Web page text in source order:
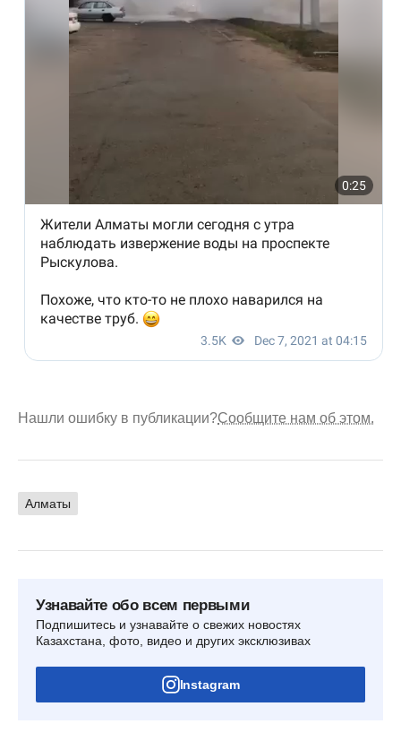
Нашли ошибку в публикации?Сообщите нам об этом.
Алматы
Узнавайте обо всем первыми
Подпишитесь и узнавайте о свежих новостях
Казахстана, фото, видео и других эксклюзивах
Instagram